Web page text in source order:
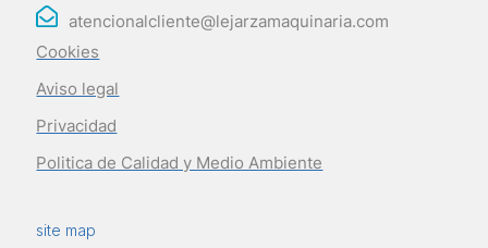
atencionalcliente@lejarzamaquinaria.com
Cookies
Aviso legal
Privacidad
Politica de Calidad y Medio Ambiente
site map